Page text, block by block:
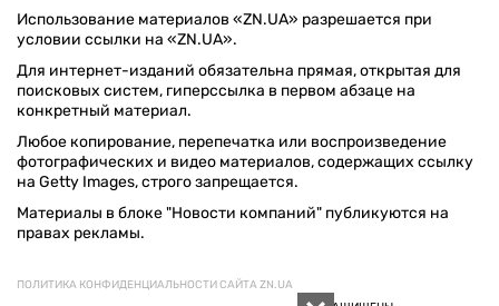
Использование материалов «ZN.UA» разрешается при
условии ссылки на «ZN.UA».
Для интернет-изданий обязательна прямая, открытая для
поисковых систем, гиперссылка в первом абзаце на
конкретный материал.
Любое копирование, перепечатка или воспроизведение
фотографических и видео материалов, содержащих ссылку
на Getty Images, строго запрещается.
Материалы в блоке "Новости компаний" публикуются на
правах рекламы.
ПОЛИТИКА КОНФИДЕНЦИАЛЬНОСТИ САЙТА ZN.UA